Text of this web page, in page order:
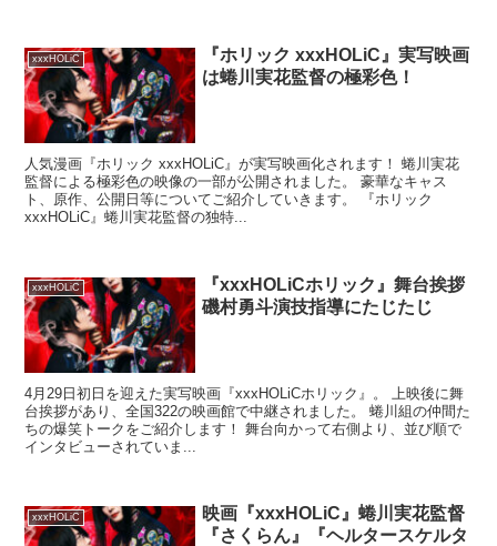
xxxHOLiC
『ホリック xxxHOLiC』実写映画
は蜷川実花監督の極彩色！
人気漫画『ホリック xxxHOLiC』が実写映画化されます！ 蜷川実花
監督による極彩色の映像の一部が公開されました。 豪華なキャス
ト、原作、公開日等についてご紹介していきます。 『ホリック
xxxHOLiC』蜷川実花監督の独特...
xxxHOLiC
『xxxHOLiCホリック』舞台挨拶
磯村勇斗演技指導にたじたじ
4月29日初日を迎えた実写映画『xxxHOLiCホリック』。 上映後に舞
台挨拶があり、全国322の映画館で中継されました。 蜷川組の仲間た
ちの爆笑トークをご紹介します！ 舞台向かって右側より、並び順で
インタビューされていま...
xxxHOLiC
映画『xxxHOLiC』蜷川実花監督
『さくらん』『ヘルタースケルタ